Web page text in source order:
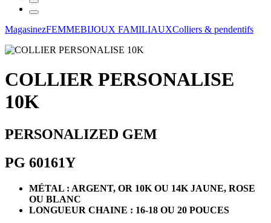
MagasinezFEMMEBIJOUX FAMILIAUXColliers & pendentifs
COLLIER PERSONALISE
10K
PERSONALIZED GEM
PG 60161Y
MÉTAL : ARGENT, OR 10K OU 14K JAUNE, ROSE
OU BLANC
LONGUEUR CHAINE : 16-18 OU 20 POUCES